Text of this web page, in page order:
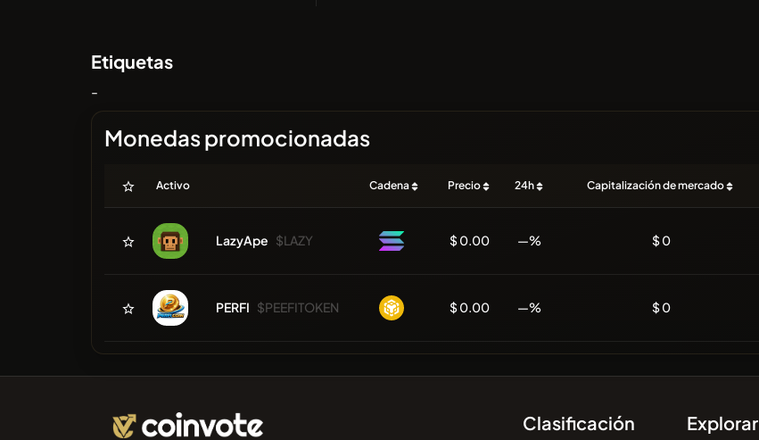
Etiquetas
-
Monedas promocionadas
Activo Cadena Precio 24h Capitalización de mercado
LazyApe $LAZY $ 0.00 —% $ 0
PERFI $PEEFITOKEN $ 0.00 —% $ 0
Clasificación Explorar